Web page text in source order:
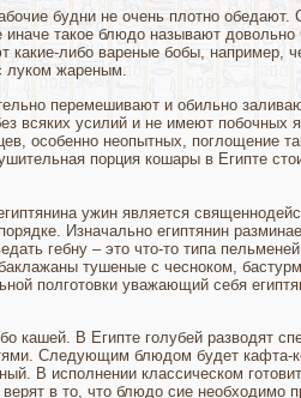
будни не очень плотно
такое блюдо называют
какие-либо вареные бобы, например,
луком жареным.
перемешивают и обильно
всяких усилий и не имеют побочных
особенно неопытных, поглощение
порция кошары в Египте
ужин является
Изначально египтянин
гебну – это что-то типа
тушеные с чесноком,
полготовки уважающий себя
кашей. В Египте голубей разводят
Следующим блюдом будет кафта-
В исполнении классическом
в то, что блюдо сие необходимо